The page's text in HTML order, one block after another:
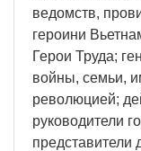
ведомств,
героини
Герои Труда;
войны, семьи,
революцией;
руководители
представители